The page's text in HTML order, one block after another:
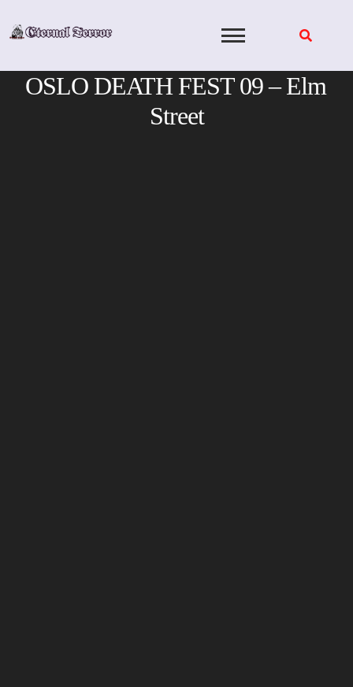
OSLO DEATH FEST 09 – Elm
Street